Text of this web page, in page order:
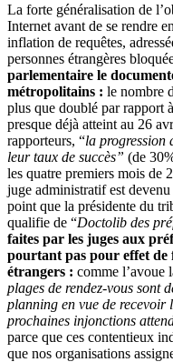
La forte généralisation de
Internet avant de se rendre
inflation de requêtes,
personnes étrangères
parlementaire le
métropolitains : le nombre
plus que doublé par rapport
presque déjà atteint au 26
rapporteurs, “la progression
leur taux de succès” (de
les quatre premiers mois de
juge administratif est
point que la présidente du
qualifie de “Doctolib des
faites par les juges aux
pourtant pas pour effet de
étrangers : comme l’avoue
plages de rendez-vous sont
planning en vue de recevoir
prochaines injonctions
parce que ces contentieux
que nos organisations